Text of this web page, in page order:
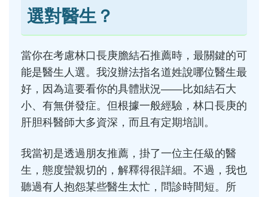
選對醫生？
當你在考慮林口長庚膽結石推薦時，最關鍵的可
能是醫生人選。我沒辦法指名道姓說哪位醫生最
好，因為這要看你的具體狀況——比如結石大
小、有無併發症。但根據一般經驗，林口長庚的
肝胆科醫師大多資深，而且有定期培訓。
我當初是透過朋友推薦，掛了一位主任級的醫
生，態度蠻親切的，解釋得很詳細。不過，我也
聽過有人抱怨某些醫生太忙，問診時間短。所